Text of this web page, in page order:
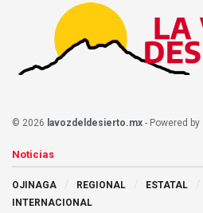
© 2026 lavozdeldesierto.mx - Powered by
Noticias
OJINAGA REGIONAL ESTATAL
INTERNACIONAL